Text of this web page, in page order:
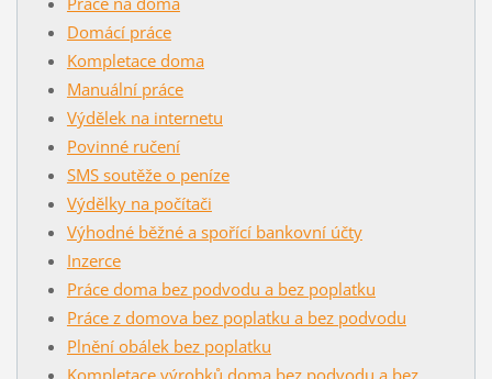
Domácí práce
Kompletace doma
Manuální práce
Výdělek na internetu
Povinné ručení
SMS soutěže o peníze
Výdělky na počítači
Výhodné běžné a spořící bankovní účty
Inzerce
Práce doma bez podvodu a bez poplatku
Práce z domova bez poplatku a bez podvodu
Plnění obálek bez poplatku
Kompletace výrobků doma bez podvodu a bez